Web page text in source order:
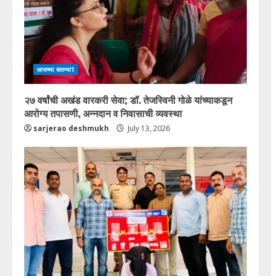
आजच्या बातम्या1
२७ वर्षांची अखंड वारकरी सेवा; डॉ. तेजस्विनी गोळे यांच्याकडून
आरोग्य तपासणी, अन्नदान व निवासाची व्यवस्था
sarjerao deshmukh July 13, 2026